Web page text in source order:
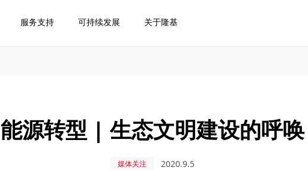
服务支持 可持续发展 关于隆基
能源转型 | 生态文明建设的呼唤
媒体关注 2020.9.5